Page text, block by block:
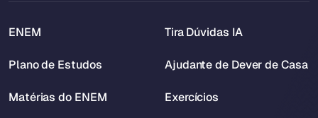
ENEM
Plano de Estudos
Matérias do ENEM
Tira Dúvidas IA
Ajudante de Dever de Casa
Exercícios